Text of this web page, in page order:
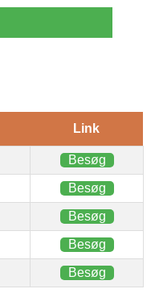
Link
Besøg
Besøg
Besøg
Besøg
Besøg